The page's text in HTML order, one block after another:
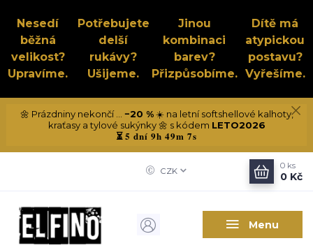
Nesedí
běžná
velikost?
Upravíme.
Potřebujete
delší
rukávy?
Ušijeme.
Jinou
kombinaci
barev?
Přizpůsobíme.
Dítě má
atypickou
postavu?
Vyřešíme.
🌼 Prázdniny nekončí ... −20 %☀️ na letní softshellové kalhoty,
kraťasy a tylové sukýnky 🌼 s kódem LETO2026
⏳5 dní 9h 49m 6s
Menu
CZK
0 ks
0 Kč